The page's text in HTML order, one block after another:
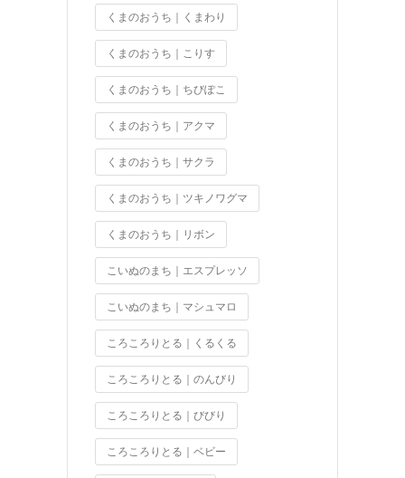
くまのおうち｜くまわり
くまのおうち｜こりす
くまのおうち｜ちびぽこ
くまのおうち｜アクマ
くまのおうち｜サクラ
くまのおうち｜ツキノワグマ
くまのおうち｜リボン
こいぬのまち｜エスプレッソ
こいぬのまち｜マシュマロ
ころころりとる｜くるくる
ころころりとる｜のんびり
ころころりとる｜びびり
ころころりとる｜ベビー